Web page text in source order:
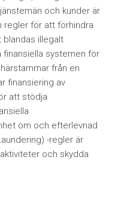
och kunder är
regler för att förhindra
blandas illegalt
systemen för
från en
finansiering av
att stödja
om och efterlevnad
-regler är
och skydda